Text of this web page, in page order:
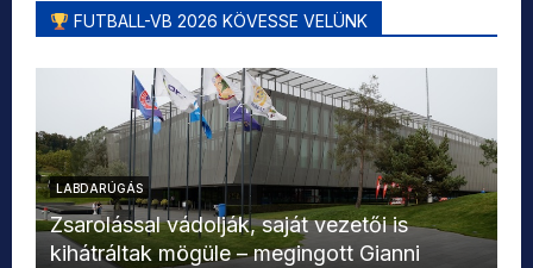
FUTBALL-VB 2026 KÖVESSE VELÜNK
LABDARÚGÁS
Zsarolással vádolják, saját vezetői is
kihátráltak mögüle – megingott Gianni